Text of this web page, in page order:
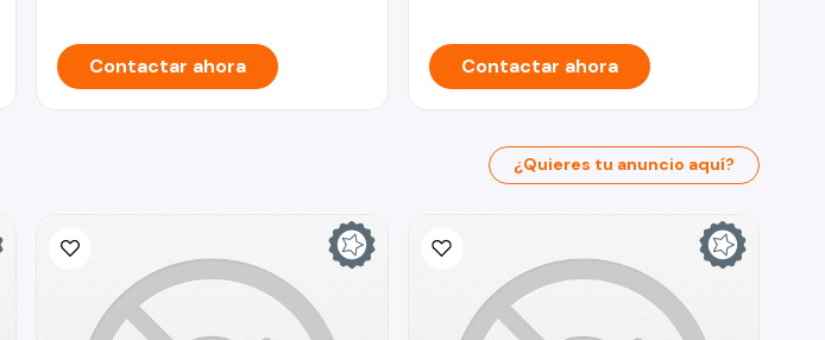
Contactar ahora Contactar ahora
¿Quieres tu anuncio aquí?